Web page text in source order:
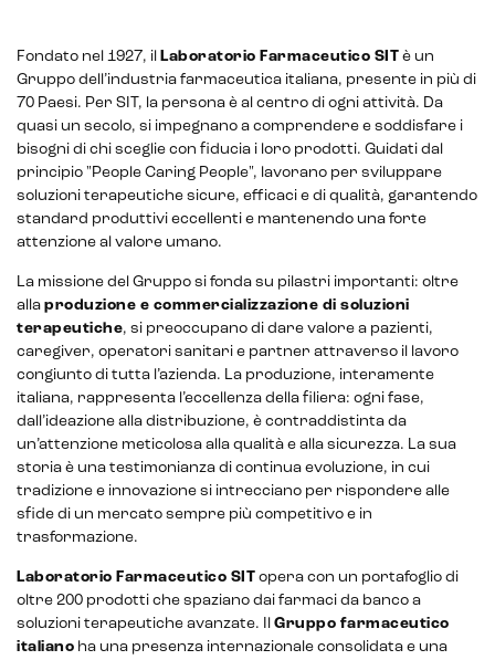
CRM & email marketing
Sistemi di loyalty
Hubspot
Email marketing
Marketing automation
Lead generation e nurturing
Customer segmentation
Fondato nel 1927, il Laboratorio Farmaceutico SIT è un
Gruppo dell’industria farmaceutica italiana, presente in più di
70 Paesi. Per SIT, la persona è al centro di ogni attività. Da
quasi un secolo, si impegnano a comprendere e soddisfare i
bisogni di chi sceglie con fiducia i loro prodotti. Guidati dal
principio "People Caring People", lavorano per sviluppare
soluzioni terapeutiche sicure, efficaci e di qualità, garantendo
standard produttivi eccellenti e mantenendo una forte
attenzione al valore umano.
La missione del Gruppo si fonda su pilastri importanti: oltre
alla produzione e commercializzazione di soluzioni
terapeutiche, si preoccupano di dare valore a pazienti,
caregiver, operatori sanitari e partner attraverso il lavoro
congiunto di tutta l’azienda. La produzione, interamente
italiana, rappresenta l’eccellenza della filiera: ogni fase,
dall’ideazione alla distribuzione, è contraddistinta da
un’attenzione meticolosa alla qualità e alla sicurezza. La sua
storia è una testimonianza di continua evoluzione, in cui
tradizione e innovazione si intrecciano per rispondere alle
sfide di un mercato sempre più competitivo e in
trasformazione.
Laboratorio Farmaceutico SIT opera con un portafoglio di
oltre 200 prodotti che spaziano dai farmaci da banco a
soluzioni terapeutiche avanzate. Il Gruppo farmaceutico
italiano ha una presenza internazionale consolidata e una